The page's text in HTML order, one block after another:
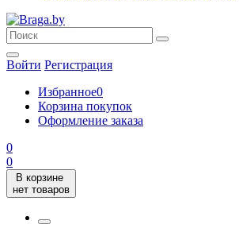
Войти Регистрация
Избранное0
Корзина покупок
Оформление заказа
0
0
В корзине
нет товаров